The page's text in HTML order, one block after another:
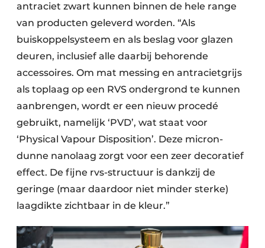
antraciet zwart kunnen binnen de hele range
van producten geleverd worden. “Als
buiskoppelsysteem en als beslag voor glazen
deuren, inclusief alle daarbij behorende
accessoires. Om mat messing en antracietgrijs
als toplaag op een RVS ondergrond te kunnen
aanbrengen, wordt er een nieuw procedé
gebruikt, namelijk ‘PVD’, wat staat voor
‘Physical Vapour Disposition’. Deze micron-
dunne nanolaag zorgt voor een zeer decoratief
effect. De fijne rvs-structuur is dankzij de
geringe (maar daardoor niet minder sterke)
laagdikte zichtbaar in de kleur.”